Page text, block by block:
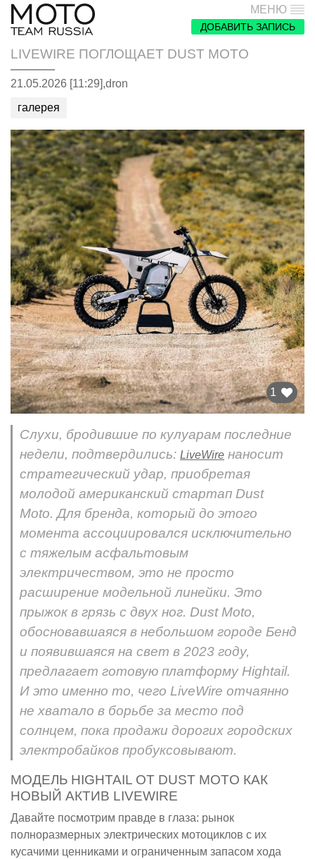
МЕНЮ
ДОБАВИТЬ ЗАПИСЬ
LIVEWIRE ПОГЛОЩАЕТ DUST MOTO
21.05.2026 [11:29],dron
галерея
1
Слухи, бродившие по кулуарам последние
недели, подтвердились: LiveWire наносит
стратегический удар, приобретая
молодой американский стартап Dust
Moto. Для бренда, который до этого
момента ассоциировался исключительно
с тяжелым асфальтовым
электричеством, это не просто
расширение модельной линейки. Это
прыжок в грязь с двух ног. Dust Moto,
обосновавшаяся в небольшом городе Бенд
и появившаяся на свет в 2023 году,
предлагает готовую платформу Hightail.
И это именно то, чего LiveWire отчаянно
не хватало в борьбе за место под
солнцем, пока продажи дорогих городских
электробайков пробуксовывают.
МОДЕЛЬ HIGHTAIL ОТ DUST MOTO КАК
НОВЫЙ АКТИВ LIVEWIRE
Давайте посмотрим правде в глаза: рынок
полноразмерных электрических мотоциклов с их
кусачими ценниками и ограниченным запасом хода